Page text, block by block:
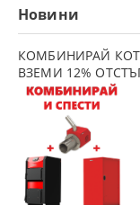
Новини
КОМБИНИРАЙ
ВЗЕМИ 12%